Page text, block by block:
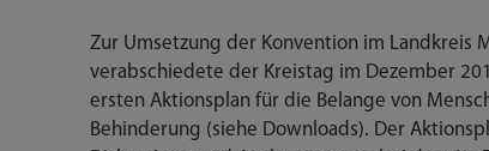
Zur Umsetzung der Konvention im Landkreis
verabschiedete der Kreistag im Dezember
ersten Aktionsplan für die Belange von
Behinderung (siehe Downloads). Der